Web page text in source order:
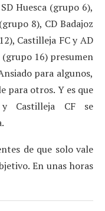
Huesca (grupo 6),
8), CD Badajoz
Castilleja FC y AD
16) presumen
para algunos,
para otros. Y es que
Castilleja CF se
de que solo vale
En unas horas